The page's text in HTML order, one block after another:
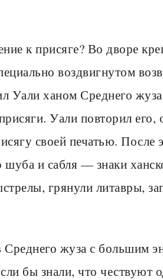
к присяге? Во дворе
воздвигнутом
Уали ханом Среднего
Уали повторил
своей печатью. После
и сабля — знаки
грянули литавры,
жуза с большим
бы знали, что чествуют